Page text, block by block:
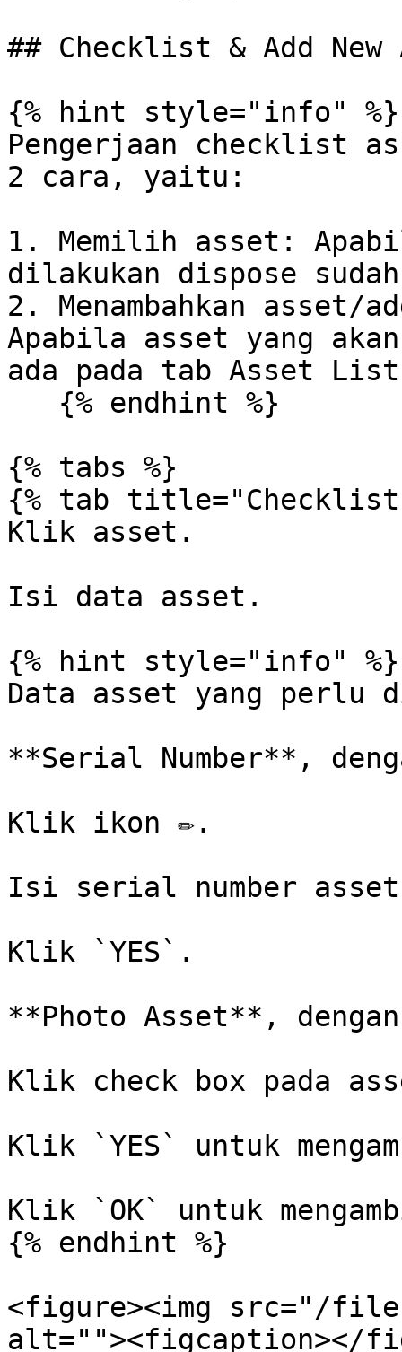
## Checklist & Add
{% hint style="info" %}
Pengerjaan checklist
2 cara, yaitu:
1. Memilih asset:
dilakukan dispose
2. Menambahkan asset/
Apabila asset yang
ada pada tab Asset
{% tabs %}
{% tab title="Checklist
Klik asset.
Isi data asset.
{% hint style="info" %}
Data asset yang
**Serial Number**,
Klik ikon ✏️.
Isi serial number
Klik `YES`.
**Photo Asset**,
Klik check box pada
Klik `YES` untuk
Klik `OK` untuk
{% endhint %}
<figure><img src="/files/
alt=""><figcaption></